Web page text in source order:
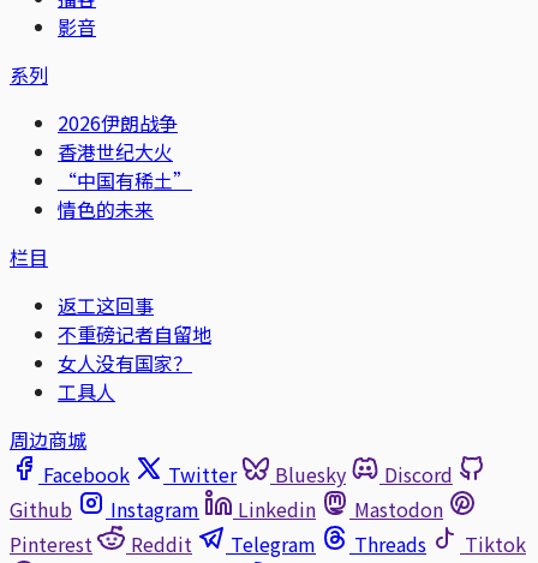
影音
系列
2026伊朗战争
香港世纪大火
“中国有稀土”
情色的未来
栏目
返工这回事
不重磅记者自留地
女人没有国家？
工具人
周边商城
Facebook
Twitter Bluesky
Discord
Github
Instagram Linkedin
Mastodon
Pinterest
Reddit Telegram Threads
Tiktok